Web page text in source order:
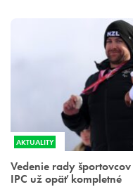
AKTUALITY
Vedenie rady športovcov
IPC už opäť kompletné